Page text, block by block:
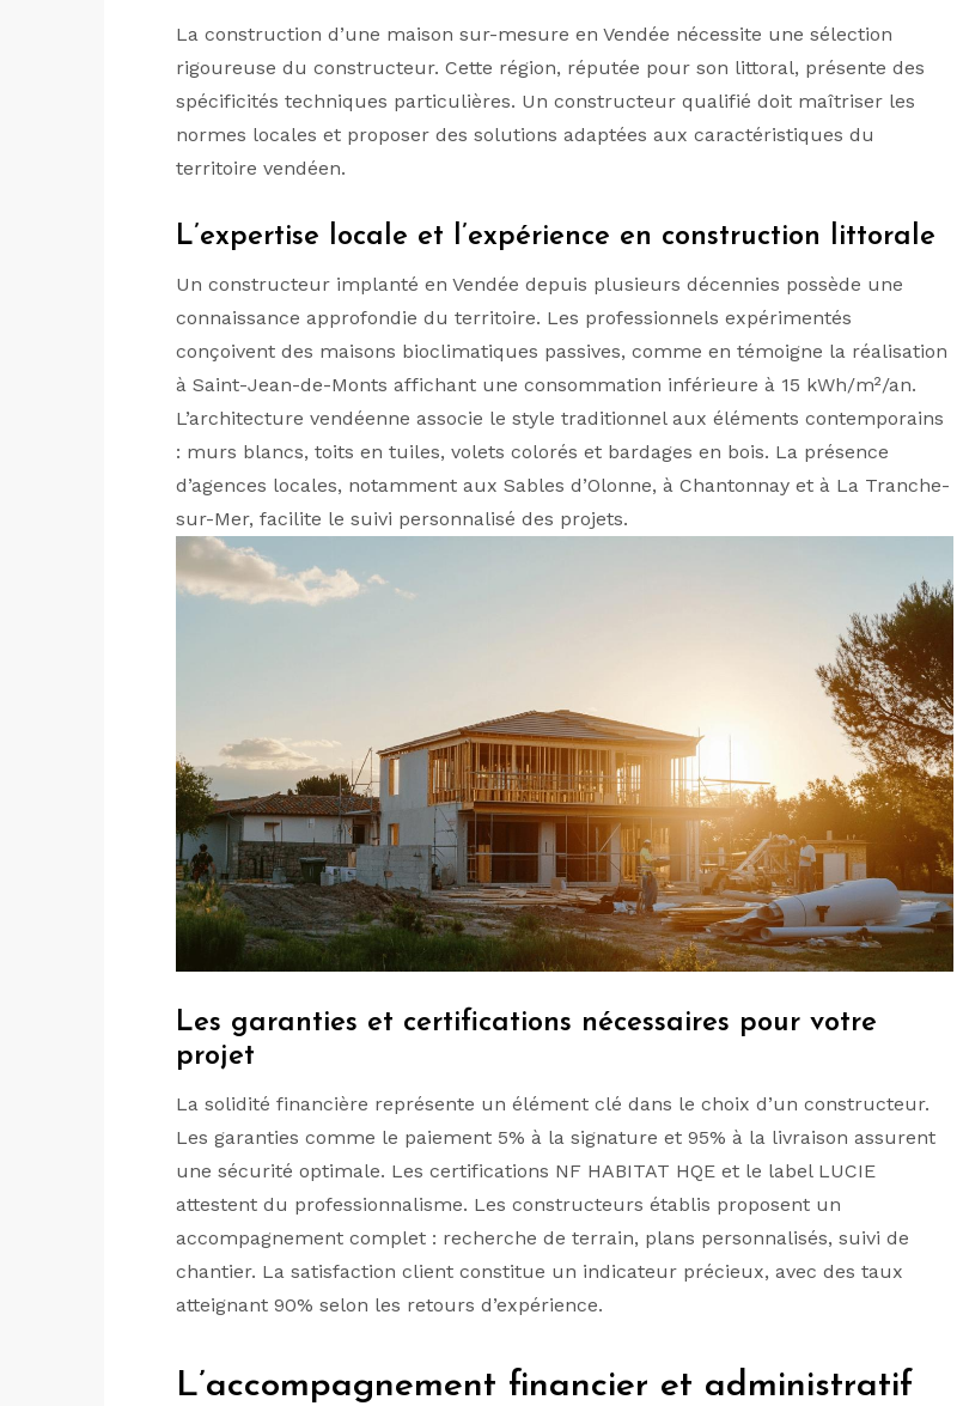
La construction d’une maison sur-mesure en Vendée nécessite une sélection
rigoureuse du constructeur. Cette région, réputée pour son littoral, présente des
spécificités techniques particulières. Un constructeur qualifié doit maîtriser les
normes locales et proposer des solutions adaptées aux caractéristiques du
territoire vendéen.
L’expertise locale et l’expérience en construction littorale
Un constructeur implanté en Vendée depuis plusieurs décennies possède une
connaissance approfondie du territoire. Les professionnels expérimentés
conçoivent des maisons bioclimatiques passives, comme en témoigne la réalisation
à Saint-Jean-de-Monts affichant une consommation inférieure à 15 kWh/m²/an.
L’architecture vendéenne associe le style traditionnel aux éléments contemporains
: murs blancs, toits en tuiles, volets colorés et bardages en bois. La présence
d’agences locales, notamment aux Sables d’Olonne, à Chantonnay et à La Tranche-
sur-Mer, facilite le suivi personnalisé des projets.
Les garanties et certifications nécessaires pour votre
projet
La solidité financière représente un élément clé dans le choix d’un constructeur.
Les garanties comme le paiement 5% à la signature et 95% à la livraison assurent
une sécurité optimale. Les certifications NF HABITAT HQE et le label LUCIE
attestent du professionnalisme. Les constructeurs établis proposent un
accompagnement complet : recherche de terrain, plans personnalisés, suivi de
chantier. La satisfaction client constitue un indicateur précieux, avec des taux
atteignant 90% selon les retours d’expérience.
L’accompagnement financier et administratif